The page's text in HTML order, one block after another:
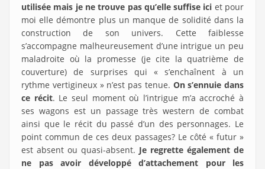
utilisée mais je ne trouve pas qu’elle suffise ici et pour
moi elle démontre plus un manque de solidité dans la
construction de son univers. Cette faiblesse
s’accompagne malheureusement d’une intrigue un peu
maladroite où la promesse (je cite la quatrième de
couverture) de surprises qui « s’enchaînent à un
rythme vertigineux » n’est pas tenue. On s’ennuie dans
ce récit. Le seul moment où l’intrigue m’a accroché à
ses wagons est un passage très western de combat
ainsi que le récit du passé d’un des personnages. Le
point commun de ces deux passages? Le côté « futur »
est absent ou quasi-absent. Je regrette également de
ne pas avoir développé d’attachement pour les